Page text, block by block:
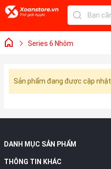
Series 6 Nhôm
Sản phẩm đang được cập nhật.
DANH MỤC SẢN PHẨM
THÔNG TIN KHÁC